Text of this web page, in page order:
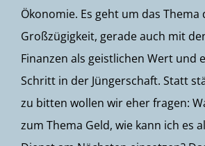
Ökonomie. Es geht um das Thema
Großzügigkeit, gerade auch mit
Finanzen als geistlichen Wert und
Schritt in der Jüngerschaft. Statt
zu bitten wollen wir eher fragen:
zum Thema Geld, wie kann ich es